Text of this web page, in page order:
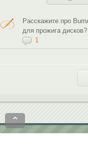
Расскажите про
для прожига дисков?
1
⌃